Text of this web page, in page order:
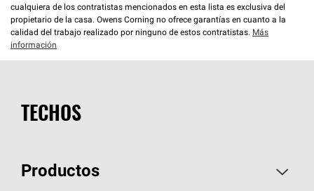
cualquiera de los contratistas mencionados en esta lista es exclusiva del
propietario de la casa. Owens Corning no ofrece garantías en cuanto a la
calidad del trabajo realizado por ninguno de estos contratistas. Más
información
TECHOS
Productos